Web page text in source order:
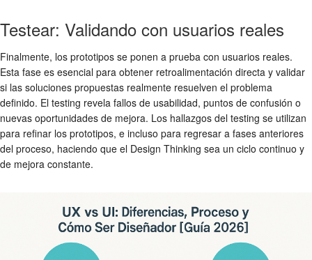
Testear: Validando con usuarios reales
Finalmente, los prototipos se ponen a prueba con usuarios reales.
Esta fase es esencial para obtener retroalimentación directa y validar
si las soluciones propuestas realmente resuelven el problema
definido. El testing revela fallos de usabilidad, puntos de confusión o
nuevas oportunidades de mejora. Los hallazgos del testing se utilizan
para refinar los prototipos, e incluso para regresar a fases anteriores
del proceso, haciendo que el Design Thinking sea un ciclo continuo y
de mejora constante.